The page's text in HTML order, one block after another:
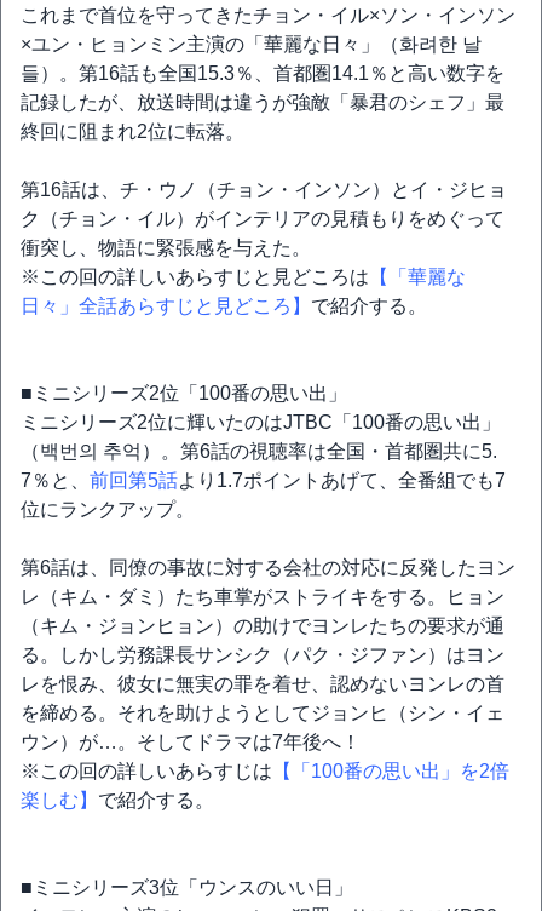
これまで首位を守ってきたチョン・イル×ソン・インソン
×ユン・ヒョンミン主演の「華麗な日々」（화려한 날
들）。第16話も全国15.3％、首都圏14.1％と高い数字を
記録したが、放送時間は違うが強敵「暴君のシェフ」最
終回に阻まれ2位に転落。
第16話は、チ・ウノ（チョン・インソン）とイ・ジヒョ
ク（チョン・イル）がインテリアの見積もりをめぐって
衝突し、物語に緊張感を与えた。
※この回の詳しいあらすじと見どころは 【「華麗な
日々」全話あらすじと見どころ】 で紹介する。
■ミニシリーズ2位「100番の思い出」
ミニシリーズ2位に輝いたのはJTBC「100番の思い出」
（백번의 추억）。第6話の視聴率は全国・首都圏共に5.
7％と、 前回第5話より1.7ポイントあげて、全番組でも7
位にランクアップ。
第6話は、同僚の事故に対する会社の対応に反発したヨン
レ（キム・ダミ）たち車掌がストライキをする。ヒョン
（キム・ジョンヒョン）の助けでヨンレたちの要求が通
る。しかし労務課長サンシク（パク・ジファン）はヨン
レを恨み、彼女に無実の罪を着せ、認めないヨンレの首
を締める。それを助けようとしてジョンヒ（シン・イェ
ウン）が…。そしてドラマは7年後へ！
※この回の詳しいあらすじは 【「100番の思い出」を2倍
楽しむ】 で紹介する。
■ミニシリーズ3位「ウンスのいい日」